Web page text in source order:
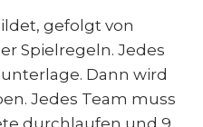
gefolgt von
Spielregeln. Jedes
Dann wird
Jedes Team muss